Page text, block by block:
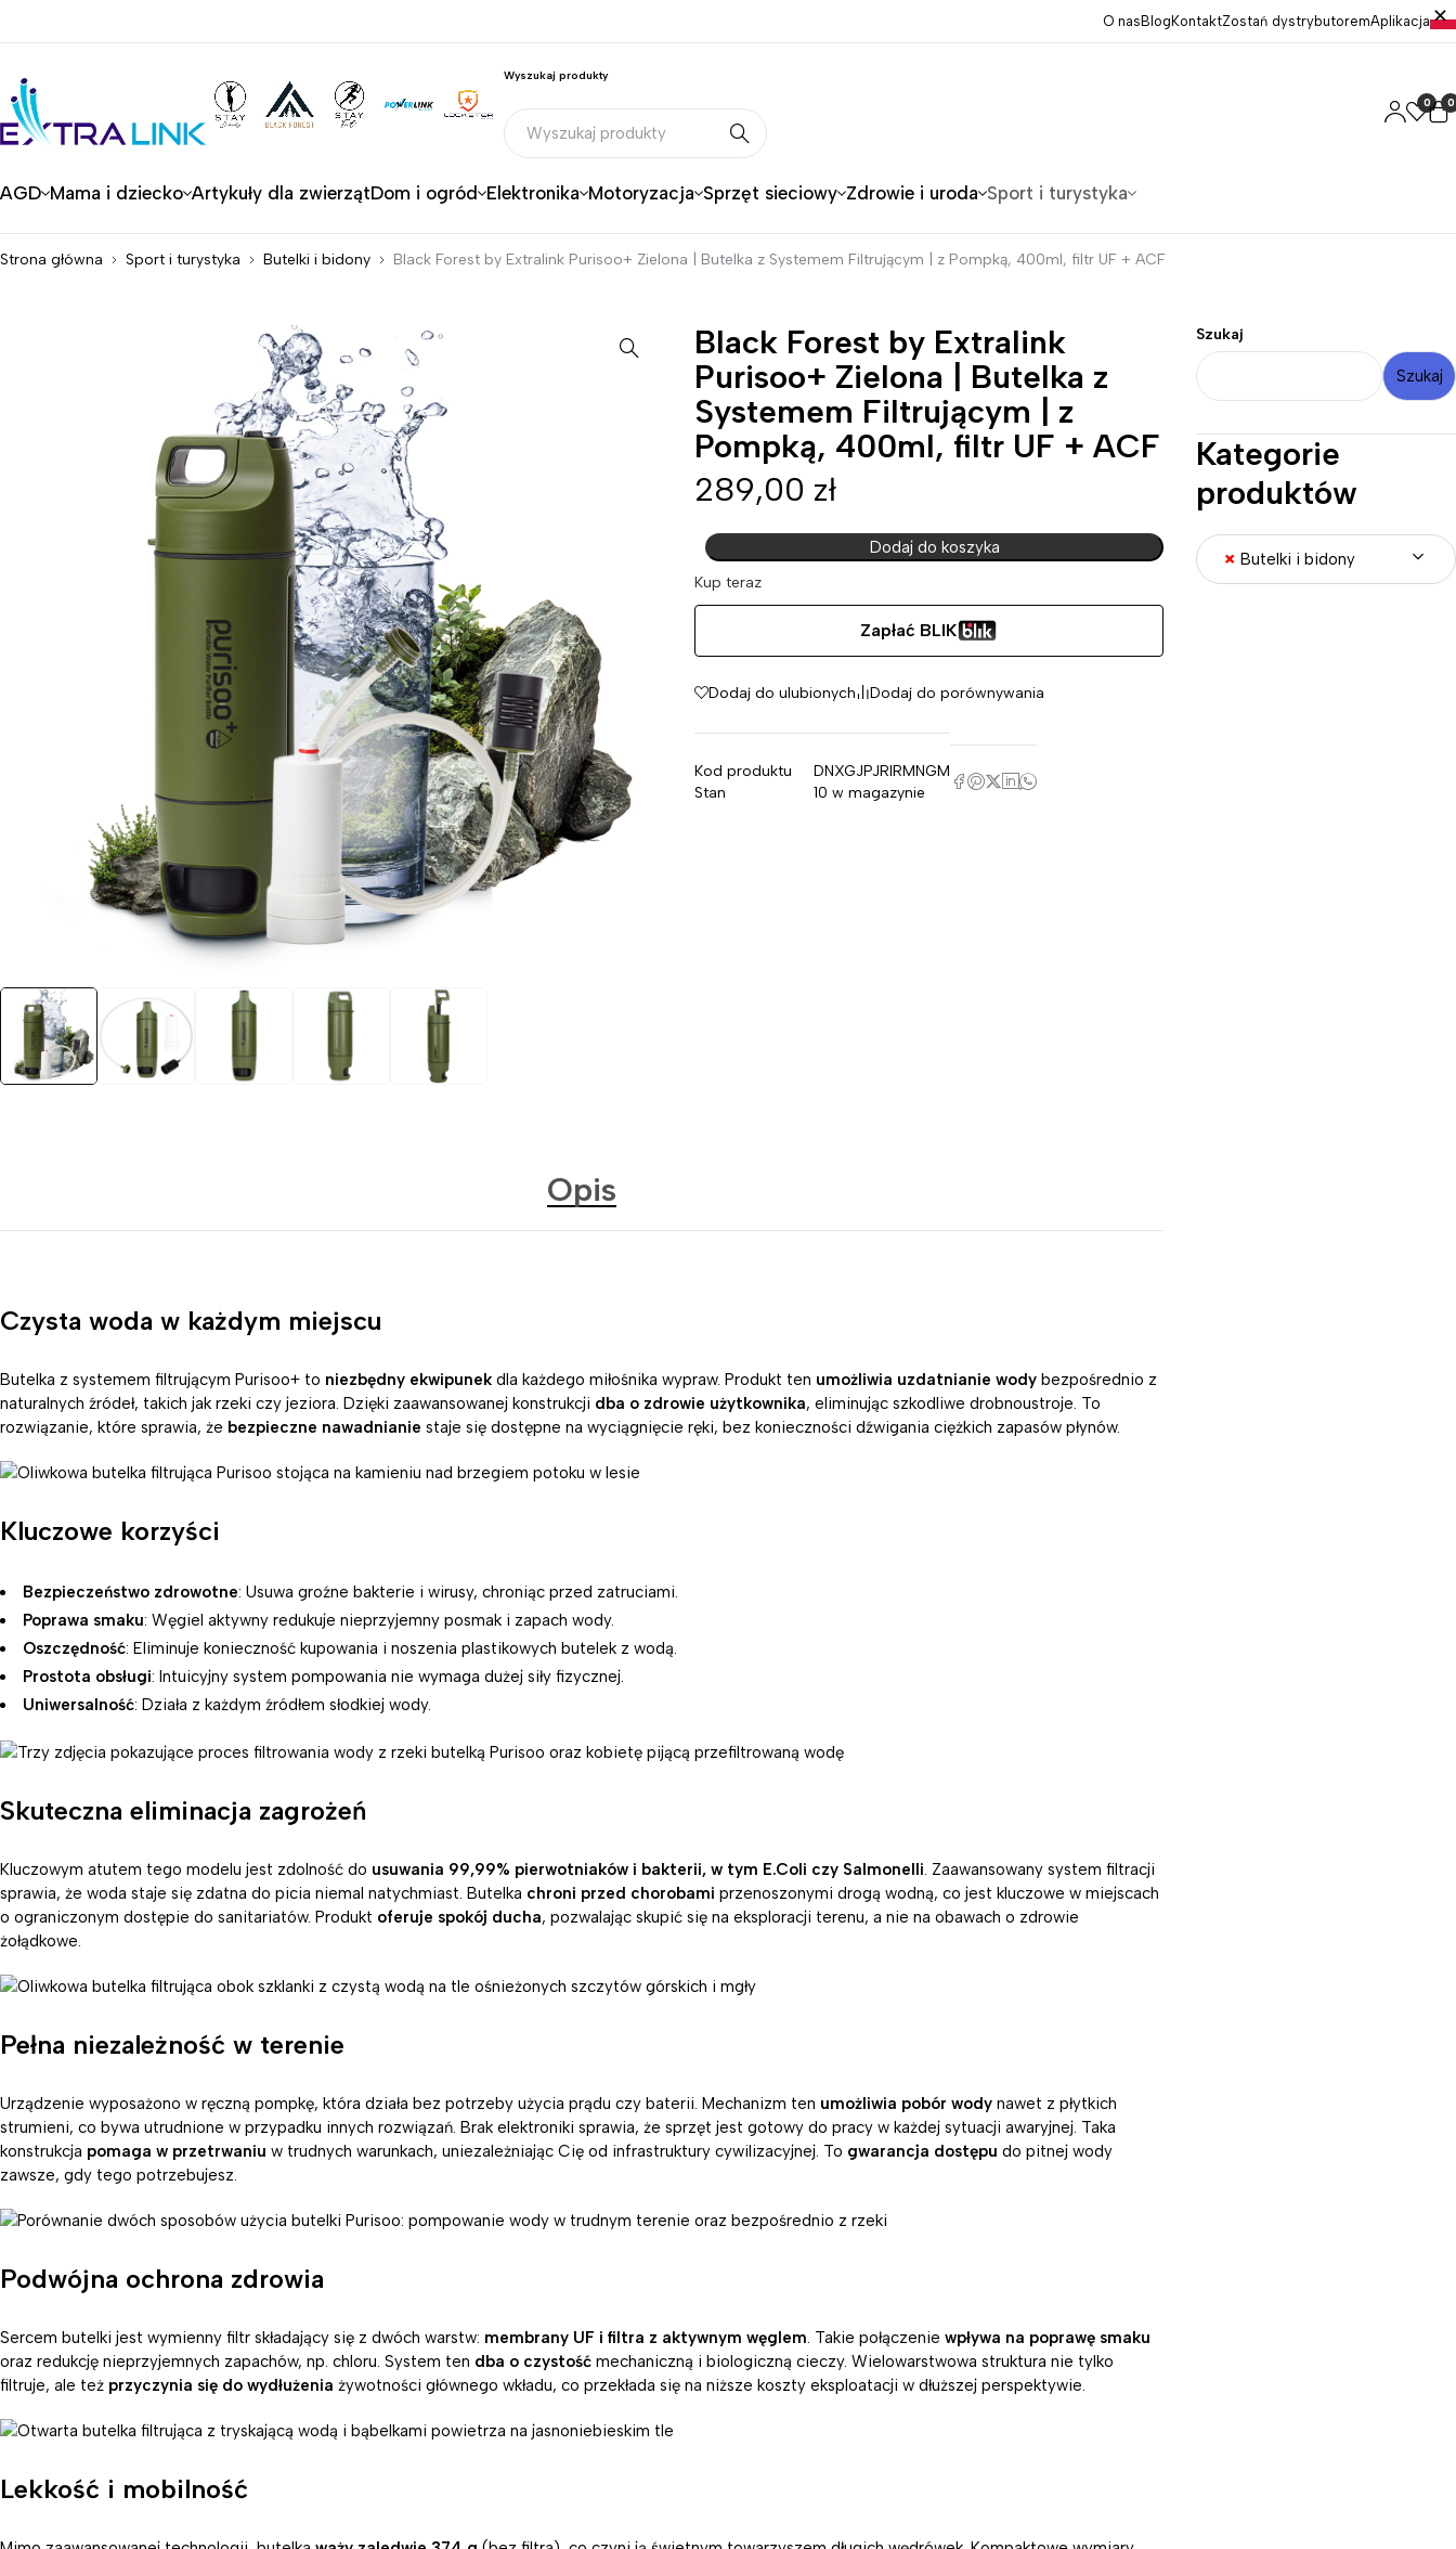
O nas Blog KontaktZostań dystrybutoremAplikacja
Wyszukaj produkty
0 0
AGD Mama i dziecko Artykuły dla zwierzątDom i ogród Elektronika Motoryzacja Sprzęt sieciowy Zdrowie i uroda Sport i turystyka
Strona główna Sport i turystyka Butelki i bidony Black Forest by Extralink Purisoo+ Zielona | Butelka z Systemem Filtrującym | z Pompką, 400ml, filtr UF + ACF
Black Forest by Extralink
Purisoo+ Zielona | Butelka z
Systemem Filtrującym | z
Pompką, 400ml, filtr UF + ACF
289,00 zł
Dodaj do koszyka
Kup teraz
Zapłać BLIK
Dodaj do ulubionych Dodaj do porównywania
Kod produktu
DNXGJPJRIRMNGM
Stan
10 w magazynie
Opis
Czysta woda w każdym miejscu
Butelka z systemem filtrującym Purisoo+ to niezbędny ekwipunek dla każdego miłośnika wypraw. Produkt ten umożliwia uzdatnianie wody bezpośrednio z
naturalnych źródeł, takich jak rzeki czy jeziora. Dzięki zaawansowanej konstrukcji dba o zdrowie użytkownika, eliminując szkodliwe drobnoustroje. To
rozwiązanie, które sprawia, że bezpieczne nawadnianie staje się dostępne na wyciągnięcie ręki, bez konieczności dźwigania ciężkich zapasów płynów.
Kluczowe korzyści
Bezpieczeństwo zdrowotne: Usuwa groźne bakterie i wirusy, chroniąc przed zatruciami.
Poprawa smaku: Węgiel aktywny redukuje nieprzyjemny posmak i zapach wody.
Oszczędność: Eliminuje konieczność kupowania i noszenia plastikowych butelek z wodą.
Prostota obsługi: Intuicyjny system pompowania nie wymaga dużej siły fizycznej.
Uniwersalność: Działa z każdym źródłem słodkiej wody.
Skuteczna eliminacja zagrożeń
Kluczowym atutem tego modelu jest zdolność do usuwania 99,99% pierwotniaków i bakterii, w tym E.Coli czy Salmonelli. Zaawansowany system filtracji
sprawia, że woda staje się zdatna do picia niemal natychmiast. Butelka chroni przed chorobami przenoszonymi drogą wodną, co jest kluczowe w miejscach
o ograniczonym dostępie do sanitariatów. Produkt oferuje spokój ducha, pozwalając skupić się na eksploracji terenu, a nie na obawach o zdrowie
żołądkowe.
Pełna niezależność w terenie
Urządzenie wyposażono w ręczną pompkę, która działa bez potrzeby użycia prądu czy baterii. Mechanizm ten umożliwia pobór wody nawet z płytkich
strumieni, co bywa utrudnione w przypadku innych rozwiązań. Brak elektroniki sprawia, że sprzęt jest gotowy do pracy w każdej sytuacji awaryjnej. Taka
konstrukcja pomaga w przetrwaniu w trudnych warunkach, uniezależniając Cię od infrastruktury cywilizacyjnej. To gwarancja dostępu do pitnej wody
zawsze, gdy tego potrzebujesz.
Podwójna ochrona zdrowia
Sercem butelki jest wymienny filtr składający się z dwóch warstw: membrany UF i filtra z aktywnym węglem. Takie połączenie wpływa na poprawę smaku
oraz redukcję nieprzyjemnych zapachów, np. chloru. System ten dba o czystość mechaniczną i biologiczną cieczy. Wielowarstwowa struktura nie tylko
filtruje, ale też przyczynia się do wydłużenia żywotności głównego wkładu, co przekłada się na niższe koszty eksploatacji w dłuższej perspektywie.
Lekkość i mobilność
Szukaj
Szukaj
Kategorie
produktów
× Butelki i bidony